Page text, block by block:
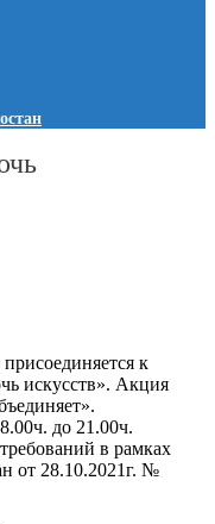
к
искусств». Акция
до 21.00ч.
в рамках
от 28.10.2021г. №